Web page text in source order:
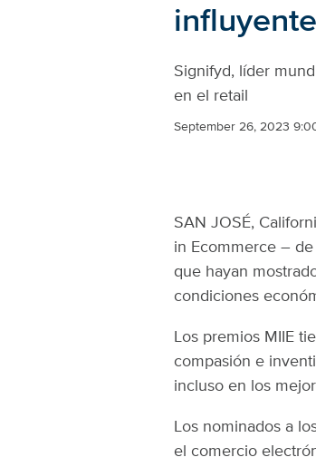
Signifyd, líder
en el retail
September 26, 2023
SAN JOSÉ,
in Ecommerce – de
que hayan
condiciones
Los premios MIIE
compasión e
incluso en los
Los nominados a
el comercio